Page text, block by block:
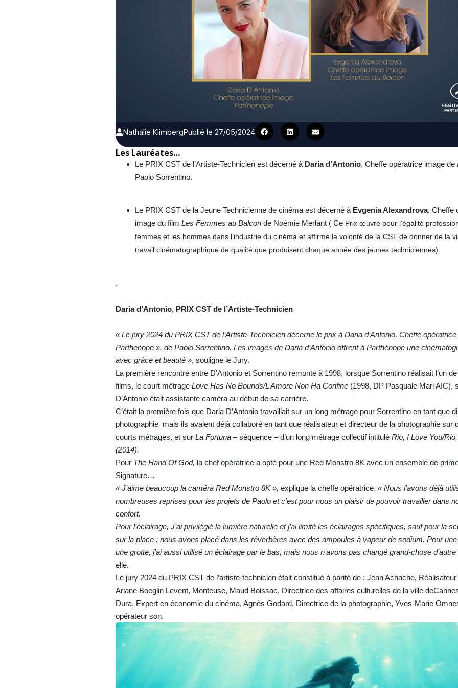
Nathalie KlimbergPublié le 27/05/2024
Les Lauréates…
Le PRIX CST de l’Artiste-Technicien est décerné à Daria d’Antonio, Cheffe opératrice image de
Paolo Sorrentino.
Le PRIX CST de la Jeune Technicienne de cinéma est décerné àEvgenia Alexandrova, Cheffe
image du film Les Femmes au Balcon de Noémie Merlant ( Ce Prix œuvre pour l’égalité
femmes et les hommes dans l’industrie du cinéma et affirme la volonté de la CST de donner de la
travail cinématographique de qualité que produisent chaque année des jeunes techniciennes).
.
Daria d’Antonio, PRIX CST de l’Artiste-Technicien
« Le jury 2024 du PRIX CST de l’Artiste-Technicien décerne le prix à Daria d’Antonio, Cheffe
Parthenope », de Paolo Sorrentino. Les images de Daria d’Antoniooffrent à Parthénope une
avec grâce et beauté », souligne le Jury.
La première rencontre entre D’Antonio et Sorrentino remonte à 1998, lorsque Sorrentino réalisait l’un
films, le court métrage Love Has No Bounds/L’Amore Non Ha Confine (1998, DP Pasquale Mari AIC),
D’Antonio était assistante caméra au début de sa carrière.
C’était la première fois que Daria D’Antonio travaillait sur un long métrage pour Sorrentino en tant que
photographie mais ils avaient déjà collaboré en tant que réalisateur et directeur de la photographie sur
courts métrages, et sur La Fortuna –séquence – d’un long métrage collectif intitulé Rio, I Love You/
(2014).
Pour The Hand Of God, la chef opératrice a opté pour une Red Monstro 8K avec un ensemble de
Signature…
« J’aime beaucoup la caméra Red Monstro 8K », explique la cheffe opératrice. « Nous l’avons déjà
nombreuses reprises pour les projets de Paolo et c’est pour nous un plaisir de pouvoir travailler dans
confort.
Pour l’éclairage, J’ai privilégié la lumière naturelle et j’ai limité les éclairages spécifiques, sauf pour la
sur la place : nous avons placé dans les réverbères avec des ampoules à vapeur de sodium. Pour
une grotte, j’ai aussi utilisé un éclairage par le bas, mais nous n’avons pas changé grand-chose
elle.
Le jury 2024 du PRIX CST de l’artiste-technicien était constitué à parité de : Jean Achache,
Ariane Boeglin Levent, Monteuse, Maud Boissac, Directrice des affaires culturelles de la ville
Dura, Expert en économie du cinéma, Agnès Godard, Directrice de la photographie, Yves-Marie
opérateur son.